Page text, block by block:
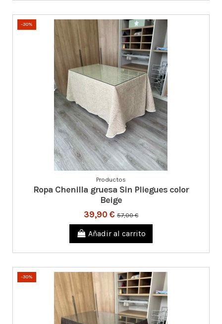
-30%
Productos
Ropa Chenilla gruesa Sin Pliegues color
Beige
39,90 € 57,00 €
Añadir al carrito
-30%